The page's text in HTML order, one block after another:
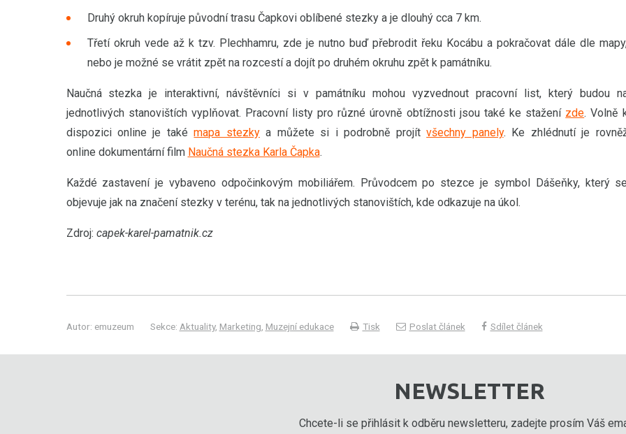
Druhý okruh kopíruje původní trasu Čapkovi oblíbené stezky a je dlouhý cca 7 km.
Třetí okruh vede až k tzv. Plechhamru, zde je nutno buď přebrodit řeku Kocábu a pokračovat dále dle
nebo je možné se vrátit zpět na rozcestí a dojít po druhém okruhu zpět k památníku.
Naučná stezka je interaktivní, návštěvníci si v památníku mohou vyzvednout pracovní list, který budou
jednotlivých stanovištích vyplňovat. Pracovní listy pro různé úrovně obtížnosti jsou také ke stažení zde. Volně
dispozici online je takémapa stezkya můžete si i podrobně projítvšechny panely. Ke zhlédnutí je
online dokumentární film Naučná stezka Karla Čapka.
Každé zastavení je vybaveno odpočinkovým mobiliářem. Průvodcem po stezce je symbol Dášeňky, který se
objevuje jak na značení stezky v terénu, tak na jednotlivých stanovištích, kde odkazuje na úkol.
Zdroj: capek-karel-pamatnik.cz
Autor: emuzeum Sekce: Aktuality, Marketing Muzejní edukace Tisk Poslat článek Sdílet článek
NEWSLETTER
Chcete-li se přihlásit k odběru newsletteru, zadejte prosím Váš